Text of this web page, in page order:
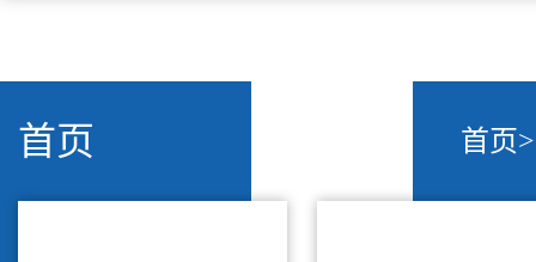
首页 首页